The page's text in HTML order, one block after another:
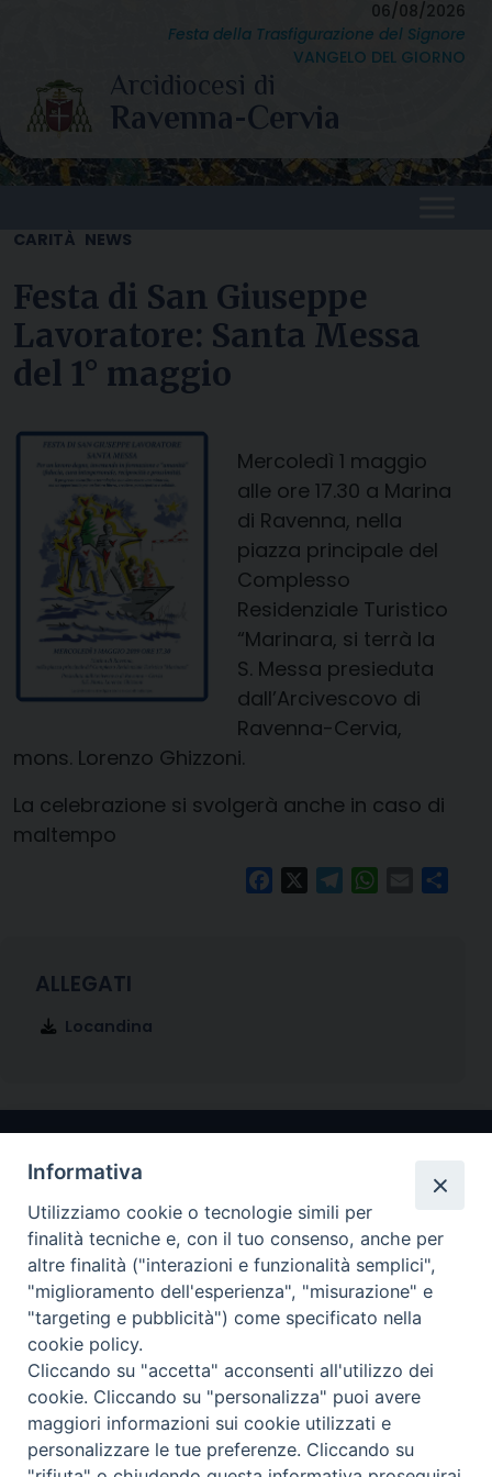
content
06/08/2026
Festa della Trasfigurazione del Signore
VANGELO DEL GIORNO
CARITÀ NEWS
Festa di San Giuseppe
Lavoratore: Santa Messa
del 1° maggio
Mercoledì 1 maggio
alle ore 17.30 a Marina
di Ravenna, nella
piazza principale del
Complesso
Residenziale Turistico
“Marinara, si terrà la
S. Messa presieduta
dall’Arcivescovo di
Ravenna-Cervia,
mons. Lorenzo Ghizzoni.
La celebrazione si svolgerà anche in caso di
maltempo
FacebookTelegramWhatsApp
Email
Locandina
Arcidiocesi di Ravenna-Cervia
CONTATTI
Piazza Arcivescovado, 1 48121- Ravenna
tel 0544.541655
curia@diocesiravennacervia.it
Informativa
Utilizziamo cookie o tecnologie simili per
finalità tecniche e, con il tuo consenso, anche per
altre finalità ("interazioni e funzionalità semplici",
"miglioramento dell'esperienza", "misurazione" e
"targeting e pubblicità") come specificato nella
cookie policy.
Cliccando su "accetta" acconsenti all'utilizzo dei
cookie. Cliccando su "personalizza" puoi avere
maggiori informazioni sui cookie utilizzati e
personalizzare le tue preferenze. Cliccando su